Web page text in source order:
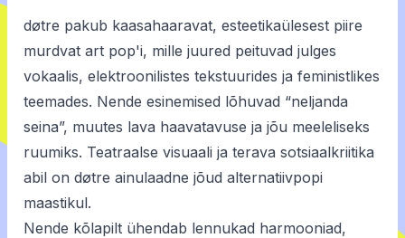
døtre pakub kaasahaaravat, esteetikaülesest piire
murdvat art pop'i, mille juured peituvad julges
vokaalis, elektroonilistes tekstuurides ja feministlikes
teemades. Nende esinemised lõhuvad “neljanda
seina”, muutes lava haavatavuse ja jõu meeleliseks
ruumiks. Teatraalse visuaali ja terava sotsiaalkriitika
abil on døtre ainulaadne jõud alternatiivpopi
maastikul.
Nende kõlapilt ühendab lennukad harmooniad,